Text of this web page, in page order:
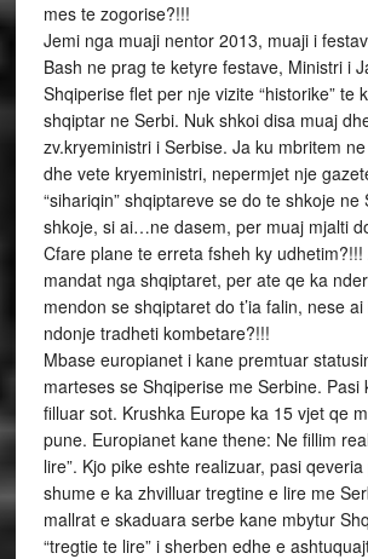
mes te zogorise?!!!
Jemi nga muaji nentor 2013, muaji i
Bash ne prag te ketyre festave, Ministri i
Shqiperise flet per nje vizite “historike” te
shqiptar ne Serbi. Nuk shkoi disa muaj
zv.kryeministri i Serbise. Ja ku mbritem
dhe vete kryeministri, nepermjet nje
“sihariqin” shqiptareve se do te shkoje ne
shkoje, si ai…ne dasem, per muaj mjalti
Cfare plane te erreta fsheh ky
mandat nga shqiptaret, per ate qe ka
mendon se shqiptaret do t’ia falin, nese
ndonje tradheti kombetare?!!!
Mbase europianet i kane premtuar
marteses se Shqiperise me Serbine. Pasi
filluar sot. Krushka Europe ka 15 vjet qe
pune. Europianet kane thene: Ne fillim
lire”. Kjo pike eshte realizuar, pasi
shume e ka zhvilluar tregtine e lire me
mallrat e skaduara serbe kane mbytur
“tregtie te lire” i sherben edhe e